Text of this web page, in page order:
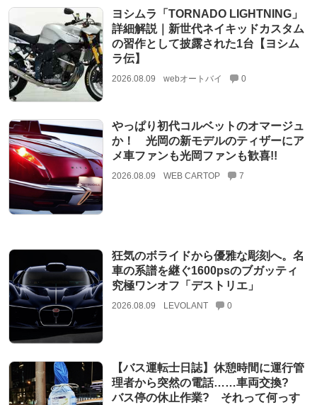
ヨシムラ「TORNADO LIGHTNING」
詳細解説｜新世代ネイキッドカスタム
の習作として披露された1台【ヨシム
ラ伝】
2026.08.09 webオートバイ 0
やっぱり初代コルベットのオマージュ
か！ 光岡の新モデルのティザーにア
メ車ファンも光岡ファンも歓喜!!
2026.08.09 WEB CARTOP 7
狂気のボライドから優雅な彫刻へ。名
車の系譜を継ぐ1600psのブガッティ
究極ワンオフ「デストリエ」
2026.08.09 LEVOLANT 0
【バス運転士日誌】休憩時間に運行管
理者から突然の電話……車両交換?
バス停の休止作業? それって何っす